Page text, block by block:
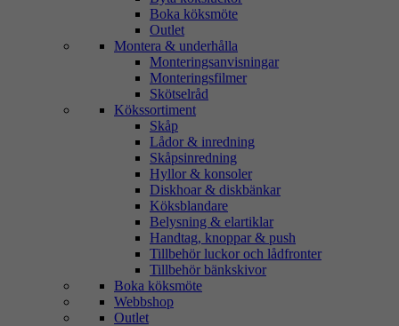
Boka köksmöte
Outlet
Montera & underhålla
Monteringsanvisningar
Monteringsfilmer
Skötselråd
Kökssortiment
Skåp
Lådor & inredning
Skåpsinredning
Hyllor & konsoler
Diskhoar & diskbänkar
Köksblandare
Belysning & elartiklar
Handtag, knoppar & push
Tillbehör luckor och lådfronter
Tillbehör bänkskivor
Boka köksmöte
Webbshop
Outlet